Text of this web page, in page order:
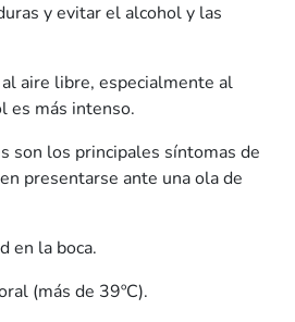
y evitar el alcohol y las
aire libre, especialmente al
es más intenso.
son los principales síntomas de
presentarse ante una ola de
en la boca.
(más de 39ºC).